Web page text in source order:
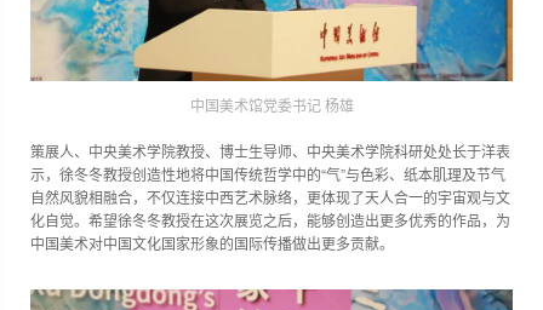
中国美术馆党委书记 杨雄
策展人、中央美术学院教授、博士生导师、中央美术学院科研处处长于洋表
示，徐冬冬教授创造性地将中国传统哲学中的“气”与色彩、纸本肌理及节气
自然风貌相融合，不仅连接中西艺术脉络，更体现了天人合一的宇宙观与文
化自觉。希望徐冬冬教授在这次展览之后，能够创造出更多优秀的作品，为
中国美术对中国文化国家形象的国际传播做出更多贡献。